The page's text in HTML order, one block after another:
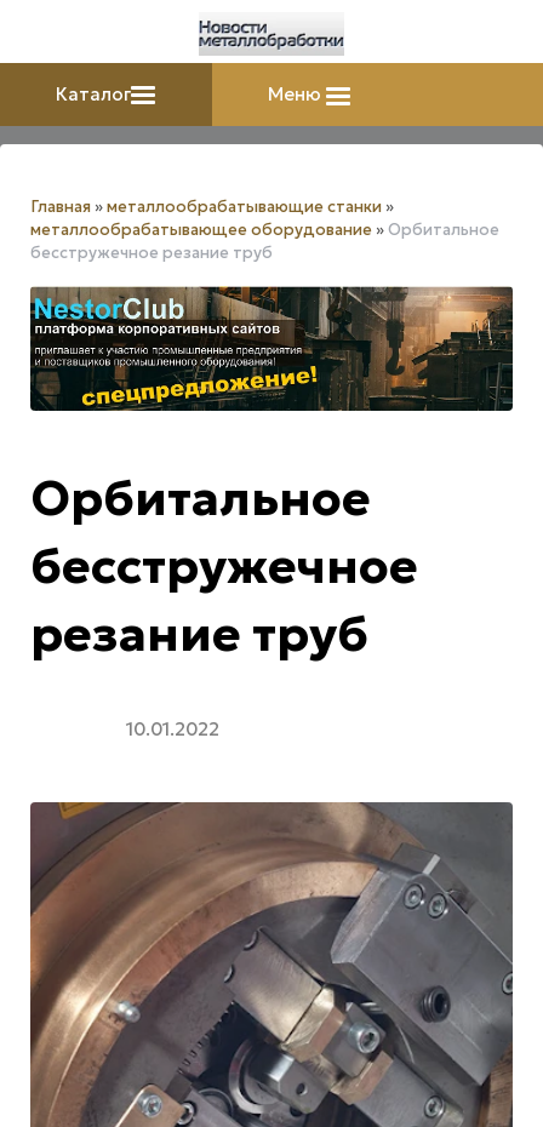
Каталог Меню
Главная »металлообрабатывающие станки »
металлообрабатывающее оборудование »Орбитальное
бесстружечное резание труб
Орбитальное
бесстружечное
резание труб
10.01.2022